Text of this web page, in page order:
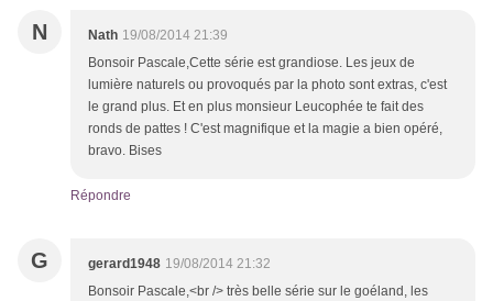
N Nath 19/08/2014 21:39
Bonsoir Pascale,Cette série est grandiose. Les jeux de
lumière naturels ou provoqués par la photo sont extras, c'est
le grand plus. Et en plus monsieur Leucophée te fait des
ronds de pattes ! C'est magnifique et la magie a bien opéré,
bravo. Bises
Répondre
G gerard1948 19/08/2014 21:32
Bonsoir Pascale,<br /> très belle série sur le goéland, les